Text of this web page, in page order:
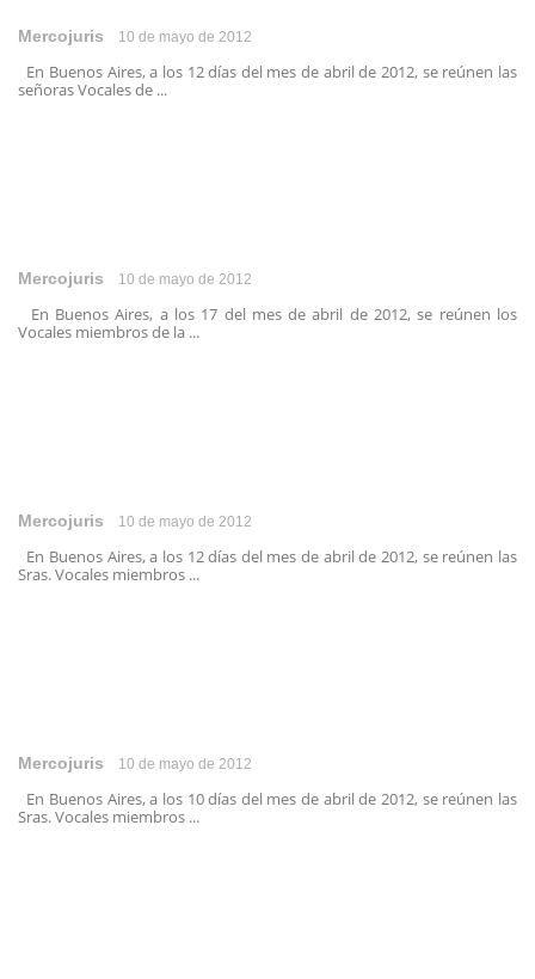
Mercojuris 10 de mayo de 2012
En Buenos Aires, a los 12 días del mes de abril de 2012, se reúnen las
señoras Vocales de ...
Mercojuris 10 de mayo de 2012
En Buenos Aires, a los 17 del mes de abril de 2012, se reúnen los
Vocales miembros de la ...
Mercojuris 10 de mayo de 2012
En Buenos Aires, a los 12 días del mes de abril de 2012, se reúnen las
Sras. Vocales miembros ...
Mercojuris 10 de mayo de 2012
En Buenos Aires, a los 10 días del mes de abril de 2012, se reúnen las
Sras. Vocales miembros ...